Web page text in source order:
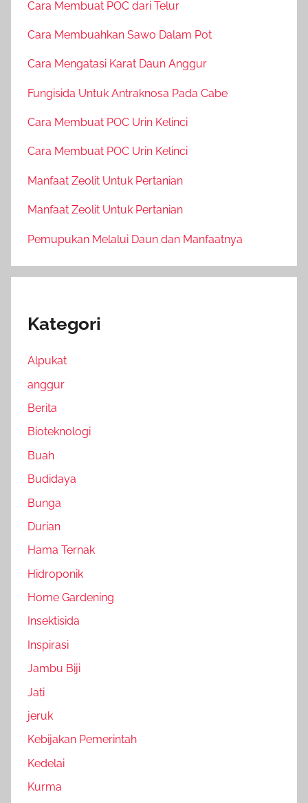
Cara Membuat POC dari Telur
Cara Membuahkan Sawo Dalam Pot
Cara Mengatasi Karat Daun Anggur
Fungisida Untuk Antraknosa Pada Cabe
Cara Membuat POC Urin Kelinci
Cara Membuat POC Urin Kelinci
Manfaat Zeolit Untuk Pertanian
Manfaat Zeolit Untuk Pertanian
Pemupukan Melalui Daun dan Manfaatnya
Kategori
Alpukat
anggur
Berita
Bioteknologi
Buah
Budidaya
Bunga
Durian
Hama Ternak
Hidroponik
Home Gardening
Insektisida
Inspirasi
Jambu Biji
Jati
jeruk
Kebijakan Pemerintah
Kedelai
Kurma